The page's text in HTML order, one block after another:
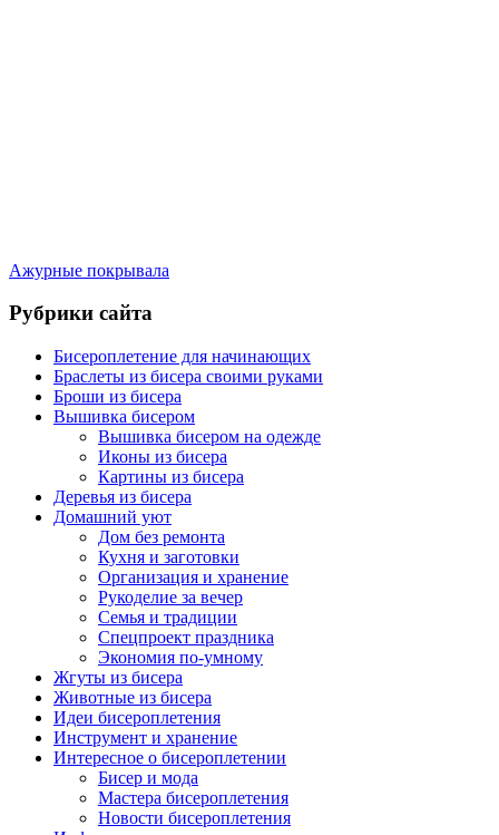
Ажурные покрывала
Рубрики сайта
Бисероплетение для начинающих
Браслеты из бисера своими руками
Броши из бисера
Вышивка бисером
Вышивка бисером на одежде
Иконы из бисера
Картины из бисера
Деревья из бисера
Домашний уют
Дом без ремонта
Кухня и заготовки
Организация и хранение
Рукоделие за вечер
Семья и традиции
Спецпроект праздника
Экономия по-умному
Жгуты из бисера
Животные из бисера
Идеи бисероплетения
Инструмент и хранение
Интересное о бисероплетении
Бисер и мода
Мастера бисероплетения
Новости бисероплетения